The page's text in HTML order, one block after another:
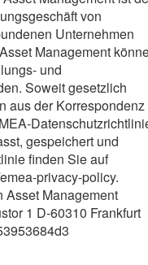
von
Unternehmen
Management
und
Soweit gesetzlich
aus der Korrespondenz
gespeichert und
finden Sie auf
privacy-policy.
Asset Management
1 D-60310 Frankfurt